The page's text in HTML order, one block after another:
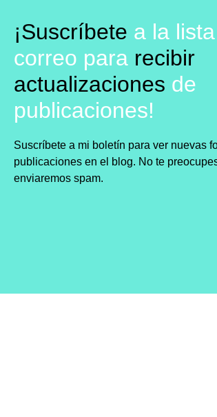
¡Suscríbete a la
correo para recibir
actualizaciones de
publicaciones!
Suscríbete a mi boletín para ver nuevas
publicaciones en el blog. No te
enviaremos spam.